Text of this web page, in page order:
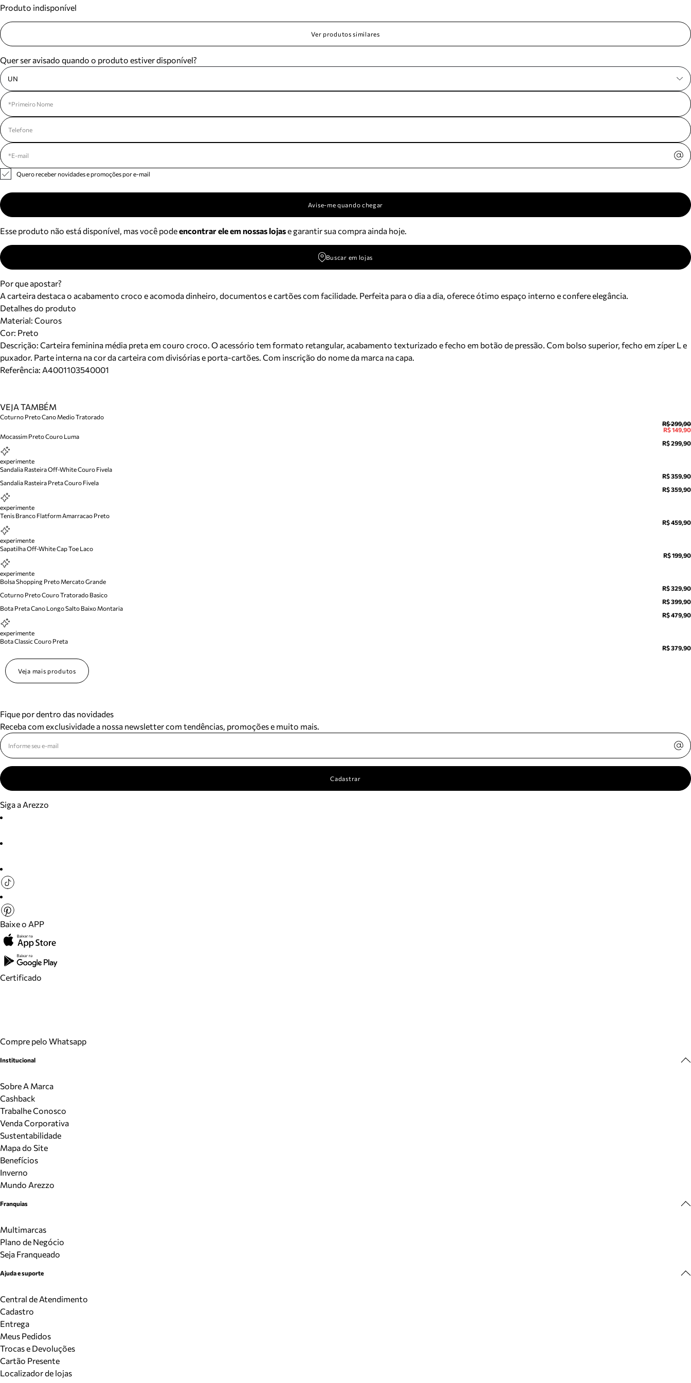
devoluções e
seus pedidos e
Produto indisponível
Ver produtos similares
Quer ser avisado quando o produto estiver disponível?
UN
Quero receber novidades e promoções por e-mail
Avise-me quando chegar
Esse produto não está disponível, mas você podeencontrar ele em nossas lojase garantir sua compra ainda hoje.
Buscar em lojas
Por que apostar?
A carteira destaca o acabamento croco e acomoda dinheiro, documentos e cartões com facilidade. Perfeita para o dia a dia, oferece ótimo espaço interno e confere elegância.
Detalhes do produto
Material: Couros
Cor: Preto
Descrição: Carteira feminina média preta em couro croco. O acessório tem formato retangular, acabamento texturizado e fecho em botão de pressão. Com bolso superior, fecho em zíper L e
puxador. Parte interna na cor da carteira com divisórias e porta-cartões. Com inscrição do nome da marca na capa.
Referência: A4001103540001
VEJA TAMBÉM
Coturno Preto Cano Medio Tratorado
R$ 299,90
R$ 149,90
Mocassim Preto Couro Luma
R$ 299,90
experimente
Sandalia Rasteira Off-White Couro Fivela
R$ 359,90
Sandalia Rasteira Preta Couro Fivela
R$ 359,90
experimente
Tenis Branco Flatform Amarracao Preto
R$ 459,90
experimente
Sapatilha Off-White Cap Toe Laco
R$ 199,90
experimente
Bolsa Shopping Preto Mercato Grande
R$ 329,90
Coturno Preto Couro Tratorado Basico
R$ 399,90
Bota Preta Cano Longo Salto Baixo Montaria
R$ 479,90
experimente
Bota Classic Couro Preta
R$ 379,90
Veja mais produtos
Fique por dentro das novidades
Receba com exclusividade a nossa newsletter com tendências, promoções e muito mais.
Cadastrar
Siga a Arezzo
Baixe o APP
Certificado
Compre pelo Whatsapp
Institucional
Sobre A Marca
Cashback
Trabalhe Conosco
Venda Corporativa
Sustentabilidade
Mapa do Site
Benefícios
Inverno
Mundo Arezzo
Franquias
Multimarcas
Plano de Negócio
Seja Franqueado
Ajuda e suporte
Central de Atendimento
Cadastro
Entrega
Meus Pedidos
Trocas e Devoluções
Cartão Presente
Localizador de lojas